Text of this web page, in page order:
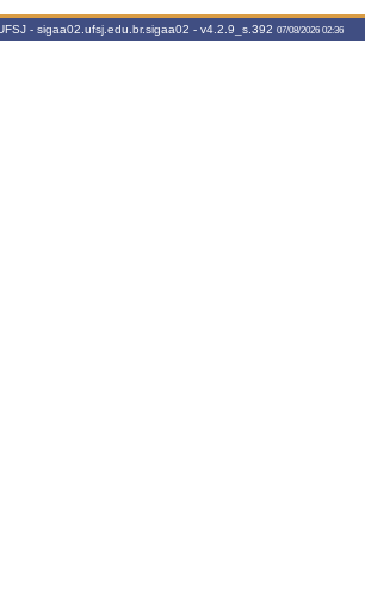
- sigaa02.ufsj.edu.br.sigaa02 - v4.2.9_s.392 07/08/2026 02:36